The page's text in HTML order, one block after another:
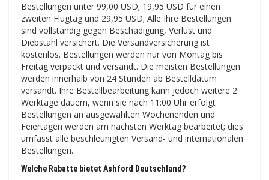
Bestellungen unter 99,00 USD; 19,95 USD für einen
zweiten Flugtag und 29,95 USD; Alle Ihre Bestellungen
sind vollständig gegen Beschädigung, Verlust und
Diebstahl versichert. Die Versandversicherung ist
kostenlos. Bestellungen werden nur von Montag bis
Freitag verpackt und versandt. Die meisten Bestellungen
werden innerhalb von 24 Stunden ab Bestelldatum
versandt. Ihre Bestellbearbeitung kann jedoch weitere 2
Werktage dauern, wenn sie nach 11:00 Uhr erfolgt
Bestellungen an ausgewählten Wochenenden und
Feiertagen werden am nächsten Werktag bearbeitet; dies
umfasst alle beschleunigten Versand- und internationalen
Bestellungen.
Welche Rabatte bietet Ashford Deutschland?